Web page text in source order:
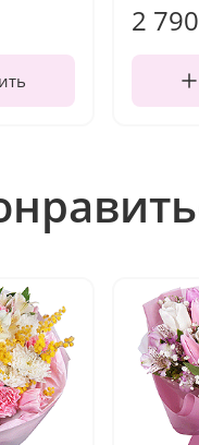
2 790